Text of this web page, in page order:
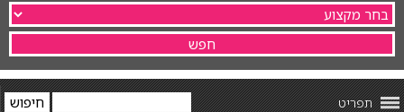
תפריט